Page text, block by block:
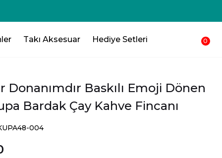
Takı Aksesuar Hediye Setleri 0
Donanımdır Baskılı Emoji Dönen
Bardak Çay Kahve Fincanı
004